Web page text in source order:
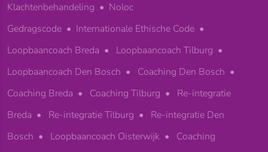
Klachtenbehandeling
Noloc
Gedragscode
Internationale Ethische Code
Loopbaancoach Breda
Loopbaancoach Tilburg
Loopbaancoach Den Bosch
Coaching Den Bosch
Coaching Breda
Coaching Tilburg
Re-integratie
Breda
Re-integratie Tilburg
Re-integratie Den
Bosch
Loopbaancoach Oisterwijk
Coaching